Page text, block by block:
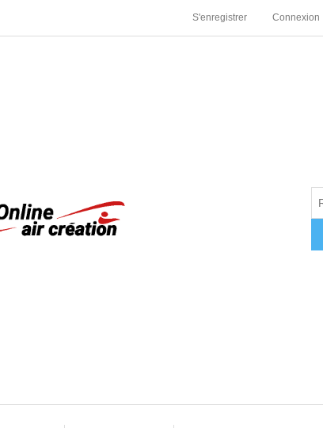
S'enregistrer Connexion